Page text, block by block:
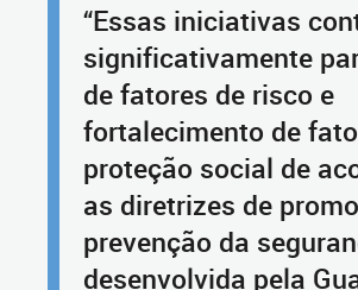
“Essas iniciativas
significativamente
de fatores de risco e
fortalecimento de
proteção social de
as diretrizes de
prevenção da
desenvolvida pela